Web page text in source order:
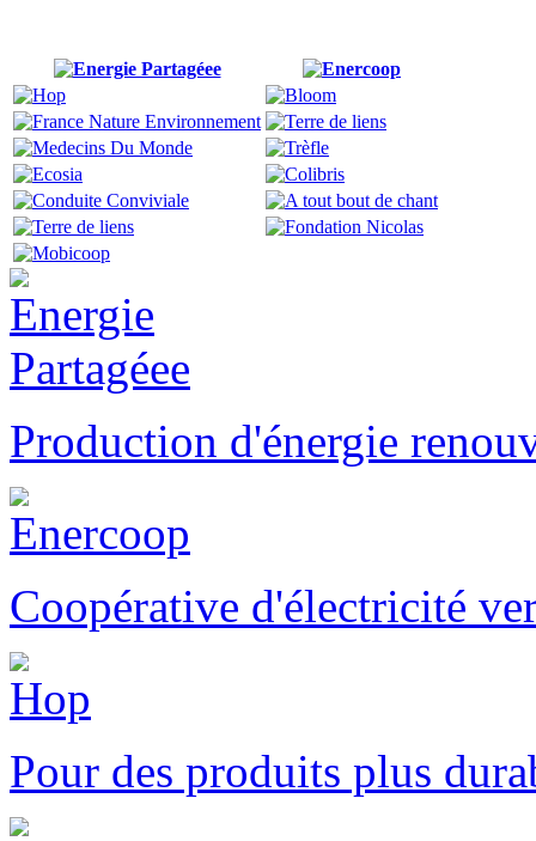
Production d'énergie
Coopérative d'électricité
Pour des produits plus